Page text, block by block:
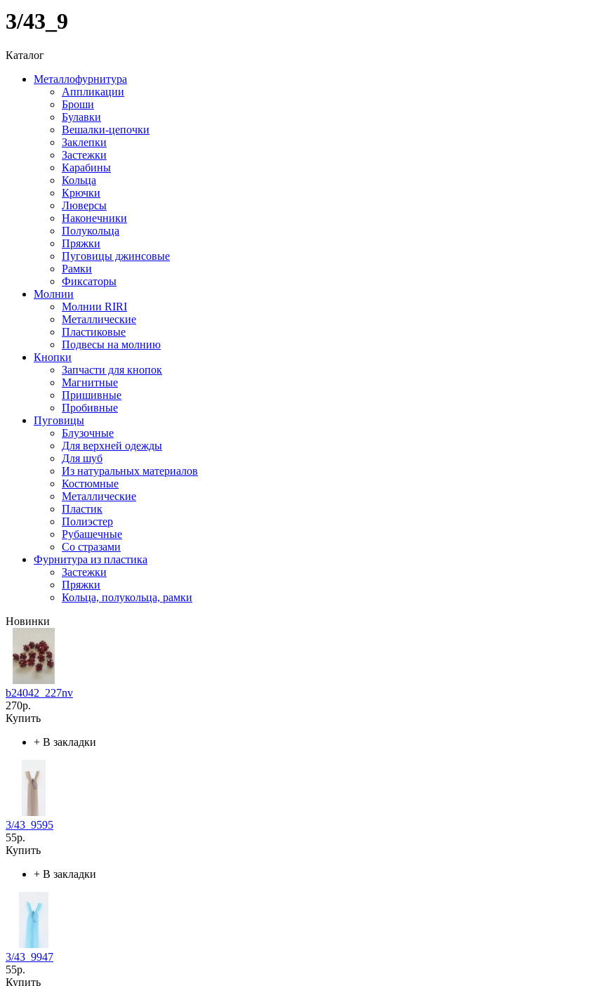
3/43_9
Каталог
Металлофурнитура
Аппликации
Броши
Булавки
Вешалки-цепочки
Заклепки
Застежки
Карабины
Кольца
Крючки
Люверсы
Наконечники
Полукольца
Пряжки
Пуговицы джинсовые
Рамки
Фиксаторы
Молнии
Молнии RIRI
Металлические
Пластиковые
Подвесы на молнию
Кнопки
Запчасти для кнопок
Магнитные
Пришивные
Пробивные
Пуговицы
Блузочные
Для верхней одежды
Для шуб
Из натуральных материалов
Костюмные
Металлические
Пластик
Полиэстер
Рубашечные
Со стразами
Фурнитура из пластика
Застежки
Пряжки
Кольца, полукольца, рамки
Новинки
b24042_227nv
270р.
Купить
+ В закладки
3/43_9595
55р.
Купить
+ В закладки
3/43_9947
55р.
Купить